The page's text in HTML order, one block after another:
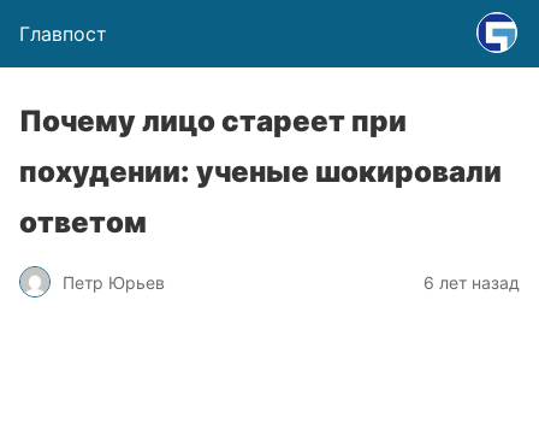
Главпост
Почему лицо стареет при
похудении: ученые шокировали
ответом
Петр Юрьев 6 лет назад